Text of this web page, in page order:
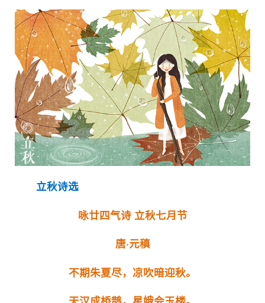
立秋诗选
咏廿四气诗 立秋七月节
唐·元稹
不期朱夏尽，凉吹暗迎秋。